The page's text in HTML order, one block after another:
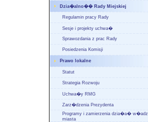
Dzia�alno�� Rady Miejskiej
Regulamin pracy Rady
Sesje i projekty uchwa�
Sprawozdania z prac Rady
Posiedzenia Komisji
Prawo lokalne
Statut
Strategia Rozwoju
Uchwa�y RMG
Zarz�dzenia Prezydenta
Programy i zamierzenia dzia�a� w�adz
miasta